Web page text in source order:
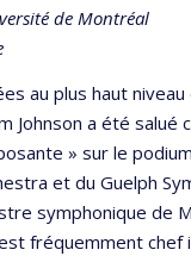
de Montréal
au plus haut
Johnson a été
» sur le
et du Guelph
symphonique de
fréquemment